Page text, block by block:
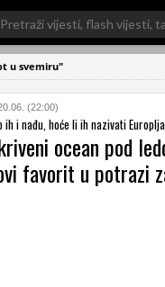
u svemiru"
(22:00)
ih i nađu, hoće li ih nazivati
ocean pod
favorit u potrazi